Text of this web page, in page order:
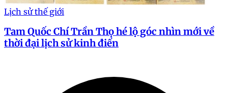
Lịch sử thế giới
Tam Quốc Chí Trần Thọ hé lộ góc nhìn mới về
thời đại lịch sử kinh điển